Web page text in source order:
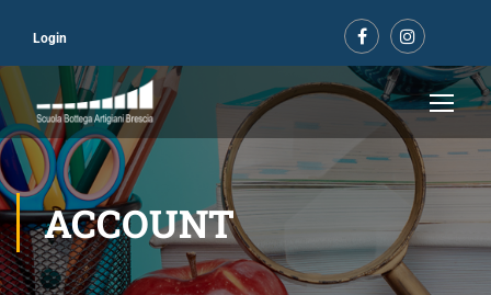
Login
ACCOUNT